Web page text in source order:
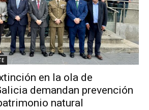
en la ola de
demandan prevención
natural